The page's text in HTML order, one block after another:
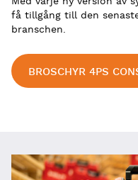
få tillgång till den
branschen.
BROSCHYR 4PS